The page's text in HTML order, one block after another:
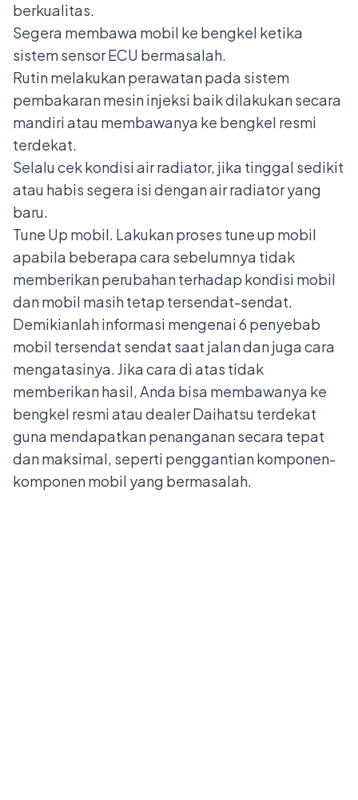
berkualitas.
Segera membawa mobil ke bengkel ketika
sistem sensor ECU bermasalah.
Rutin melakukan perawatan pada sistem
pembakaran mesin injeksi baik dilakukan secara
mandiri atau membawanya ke bengkel resmi
terdekat.
Selalu cek kondisi air radiator, jika tinggal sedikit
atau habis segera isi dengan air radiator yang
baru.
Tune Up mobil. Lakukan proses tune up mobil
apabila beberapa cara sebelumnya tidak
memberikan perubahan terhadap kondisi mobil
dan mobil masih tetap tersendat-sendat.
Demikianlah informasi mengenai 6 penyebab
mobil tersendat sendat saat jalan dan juga cara
mengatasinya. Jika cara di atas tidak
memberikan hasil, Anda bisa membawanya ke
bengkel resmi atau dealer Daihatsu terdekat
guna mendapatkan penanganan secara tepat
dan maksimal, seperti penggantian komponen-
komponen mobil yang bermasalah.